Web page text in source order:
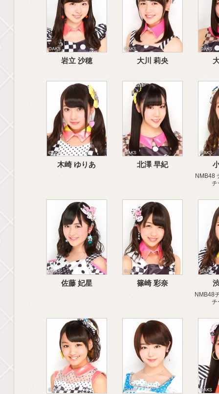
岩立 沙穂 大川 莉央
木崎 ゆりあ 北澤 早紀
NMB48
チ
佐藤 妃星 篠崎 彩奈
NMB48
チ